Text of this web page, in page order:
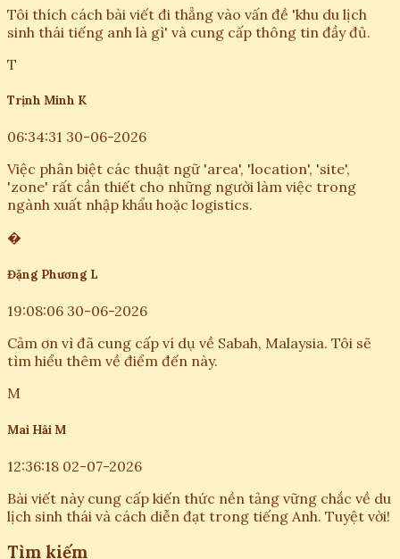
Tôi thích cách bài viết đi thẳng vào vấn đề 'khu du lịch
sinh thái tiếng anh là gì' và cung cấp thông tin đầy đủ.
T
Trịnh Minh K
06:34:31 30-06-2026
Việc phân biệt các thuật ngữ 'area', 'location', 'site',
'zone' rất cần thiết cho những người làm việc trong
ngành xuất nhập khẩu hoặc logistics.
�
Đặng Phương L
19:08:06 30-06-2026
Cảm ơn vì đã cung cấp ví dụ về Sabah, Malaysia. Tôi sẽ
tìm hiểu thêm về điểm đến này.
M
Mai Hải M
12:36:18 02-07-2026
Bài viết này cung cấp kiến thức nền tảng vững chắc về du
lịch sinh thái và cách diễn đạt trong tiếng Anh. Tuyệt vời!
Tìm kiếm